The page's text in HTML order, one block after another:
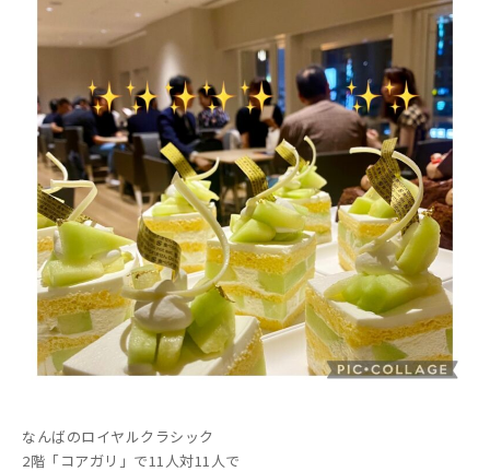
なんばのロイヤルクラシック
2階「コアガリ」で11人対11人で